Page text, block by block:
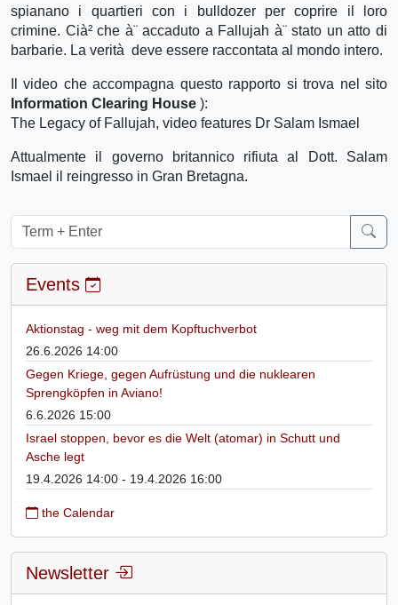
spianano i quartieri con i bulldozer per coprire il loro
crimine. Cià² che à¨ accaduto a Fallujah à¨ stato un atto di
barbarie. La verità deve essere raccontata al mondo intero.
Il video che accompagna questo rapporto si trova nel sito
Information Clearing House ):
The Legacy of Fallujah, video features Dr Salam Ismael
Attualmente il governo britannico rifiuta al Dott. Salam
Ismael il reingresso in Gran Bretagna.
Events
Aktionstag - weg mit dem Kopftuchverbot
26.6.2026 14:00
Gegen Kriege, gegen Aufrüstung und die nuklearen
Sprengköpfen in Aviano!
6.6.2026 15:00
Israel stoppen, bevor es die Welt (atomar) in Schutt und
Asche legt
19.4.2026 14:00 - 19.4.2026 16:00
the Calendar
Newsletter